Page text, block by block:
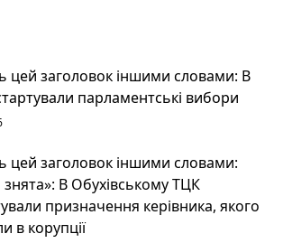
цей заголовок іншими словами: В
парламентські вибори
цей заголовок іншими словами:
знята»: В Обухівському ТЦК
призначення керівника, якого
в корупції